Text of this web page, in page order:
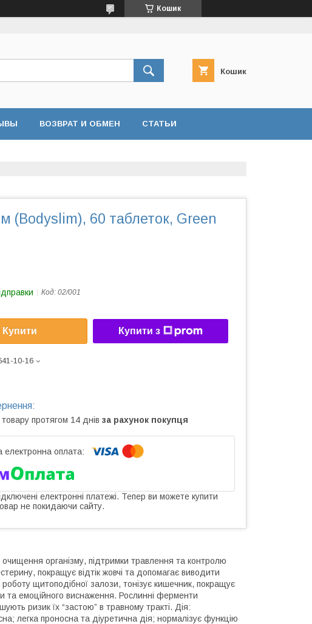
Кошик
Кошик
ВОЗВРАТ И ОБМЕН СТАТЬИ
(Bodyslim), 60 таблеток, Green
Код: 02/001
Купити Купити з
10-16
протягом 14 днів за рахунок покупця
електронні платежі. Тепер ви можете купити
не покидаючи сайту.
організму, підтримки травлення та контролю
покращує відтік жовчі та допомагає виводити
щитоподібної залози, тонізує кишечник, покращує
та емоційного виснаження. Рослинні ферменти
ризик їх “застою” в травному тракті. Дія:
легка проносна та діуретична дія; нормалізує функцію